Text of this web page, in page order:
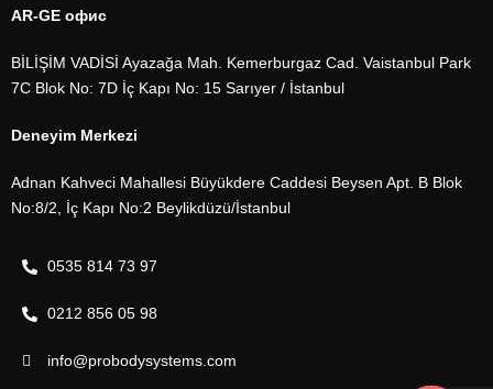
AR-GE офис
BİLİŞİM VADİSİ Ayazağa Mah. Kemerburgaz Cad. Vaistanbul Park
7C Blok No: 7D İç Kapı No: 15 Sarıyer / İstanbul
Deneyim Merkezi
Adnan Kahveci Mahallesi Büyükdere Caddesi Beysen Apt. B Blok
No:8/2, İç Kapı No:2 Beylikdüzü/İstanbul
0535 814 73 97
0212 856 05 98
info@probodysystems.com